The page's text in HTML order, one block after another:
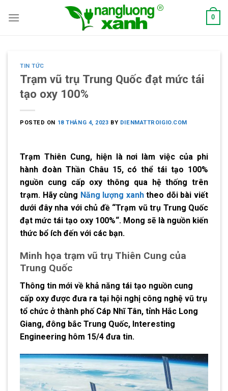
0
TIN TỨC
Trạm vũ trụ Trung Quốc đạt mức tái
tạo oxy 100%
POSTED ON 18 THÁNG 4, 2023 BY DIENMATTROIGIO.COM
Trạm Thiên Cung, hiện là nơi làm việc của phi
hành đoàn Thần Châu 15, có thể tái tạo 100%
nguồn cung cấp oxy thông qua hệ thống trên
trạm. Hãy cùng Năng lượng xanhtheo dõi bài viết
dưới đây nha với chủ đề “Trạm vũ trụ Trung Quốc
đạt mức tái tạo oxy 100%“. Mong sẽ là nguồn kiến
thức bổ ích đến với các bạn.
Minh họa trạm vũ trụ Thiên Cung của
Trung Quốc
Thông tin mới về khả năng tái tạo nguồn cung
cấp oxy được đưa ra tại hội nghị công nghệ vũ trụ
tổ chức ở thành phố Cáp Nhĩ Tân, tỉnh Hắc Long
Giang, đông bắc Trung Quốc, Interesting
Engineering hôm 15/4 đưa tin.